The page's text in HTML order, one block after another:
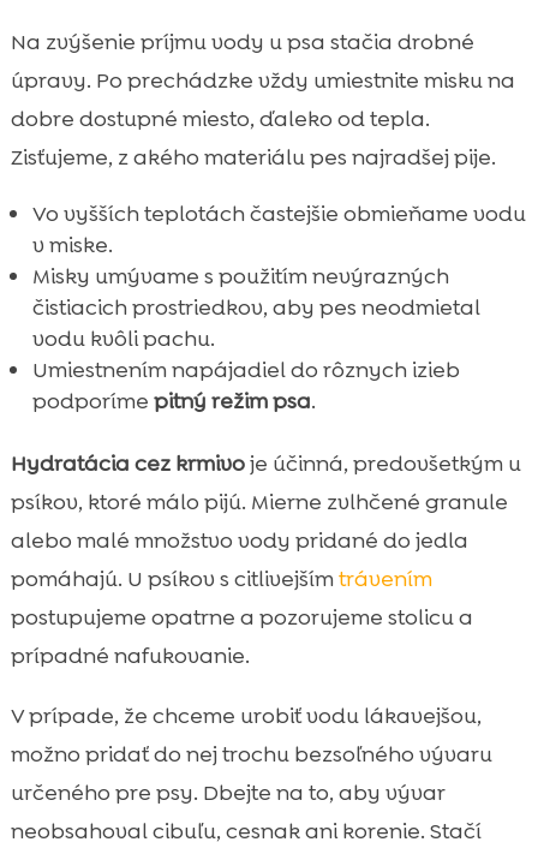
Na zvýšenie príjmu vody u psa stačia drobné
úpravy. Po prechádzke vždy umiestnite misku na
dobre dostupné miesto, ďaleko od tepla.
Zisťujeme, z akého materiálu pes najradšej pije.
Vo vyšších teplotách častejšie obmieňame vodu
v miske.
Misky umývame s použitím nevýrazných
čistiacich prostriedkov, aby pes neodmietal
vodu kvôli pachu.
Umiestnením napájadiel do rôznych izieb
podporíme pitný režim psa.
Hydratácia cez krmivoje účinná, predovšetkým u
psíkov, ktoré málo pijú. Mierne zvlhčené granule
alebo malé množstvo vody pridané do jedla
pomáhajú. U psíkov s citlivejšímtrávením
postupujeme opatrne a pozorujeme stolicu a
prípadné nafukovanie.
V prípade, že chceme urobiť vodu lákavejšou,
možno pridať do nej trochu bezsoľného vývaru
určeného pre psy. Dbejte na to, aby vývar
neobsahoval cibuľu, cesnak ani korenie. Stačí